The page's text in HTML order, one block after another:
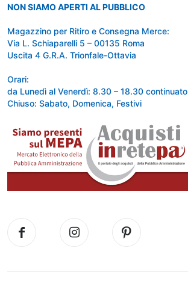
NON SIAMO APERTI AL PUBBLICO
Magazzino per Ritiro e Consegna Merce:
Via L. Schiaparelli 5 – 00135 Roma
Uscita 4 G.R.A. Trionfale-Ottavia
Orari:
da Lunedì al Venerdì: 8.30 – 18.30 continuato
Chiuso: Sabato, Domenica, Festivi